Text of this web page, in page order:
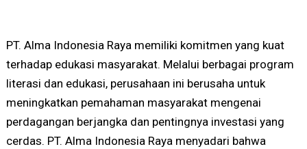
PT. Alma Indonesia Raya memiliki komitmen yang kuat
terhadap edukasi masyarakat. Melalui berbagai program
literasi dan edukasi, perusahaan ini berusaha untuk
meningkatkan pemahaman masyarakat mengenai
perdagangan berjangka dan pentingnya investasi yang
cerdas. PT. Alma Indonesia Raya menyadari bahwa